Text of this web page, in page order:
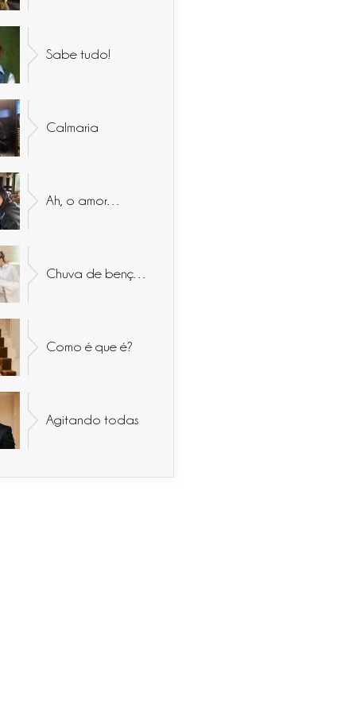
Sabe tudo!
Calmaria
Ah, o amor…
Como é que é?
Agitando todas